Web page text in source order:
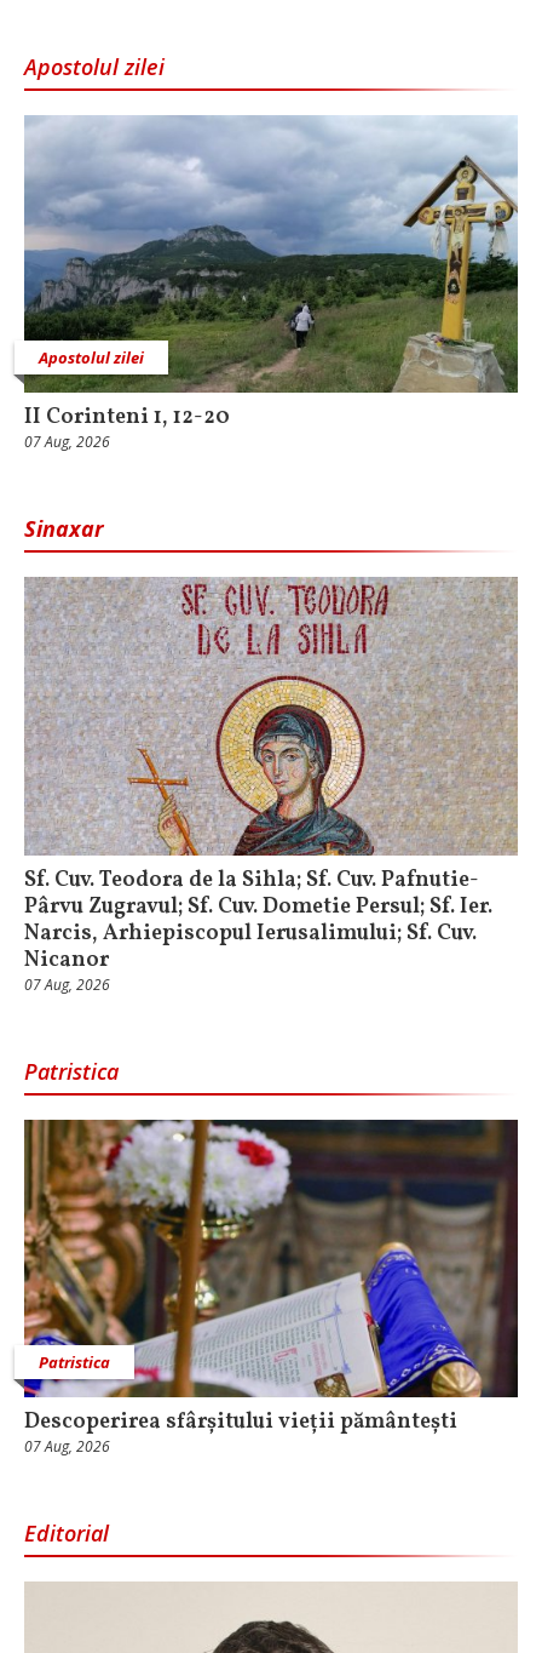
Apostolul zilei
Apostolul zilei
II Corinteni 1, 12-20
07 Aug, 2026
Sinaxar
Sf. Cuv. Teodora de la Sihla; Sf. Cuv. Pafnutie-
Pârvu Zugravul; Sf. Cuv. Dometie Persul; Sf. Ier.
Narcis, Arhiepiscopul Ierusalimului; Sf. Cuv.
Nicanor
07 Aug, 2026
Patristica
Patristica
Descoperirea sfârșitului vieții pământești
07 Aug, 2026
Editorial